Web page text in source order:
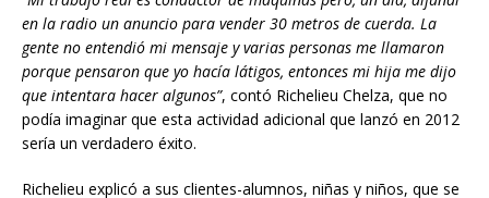
en la radio un anuncio para vender 30 metros de cuerda. La
gente no entendió mi mensaje y varias personas me llamaron
porque pensaron que yo hacía látigos, entonces mi hija me dijo
que intentara hacer algunos”, contó Richelieu Chelza, que no
podía imaginar que esta actividad adicional que lanzó en 2012
sería un verdadero éxito.
Richelieu explicó a sus clientes-alumnos, niñas y niños, que se